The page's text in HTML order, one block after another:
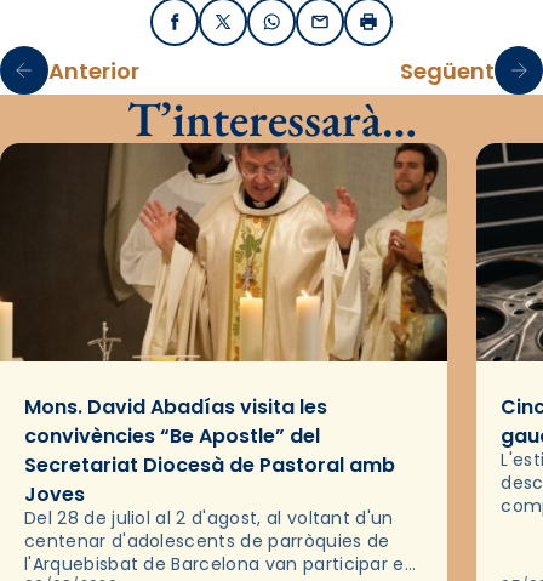
FacebookX / TwitterWhatsApp
EmailImprimir
Anterior Següent
T’interessarà…
Mons. David Abadías visita les
convivències “Be Apostle” del
Secretariat Diocesà de Pastoral amb
Joves
Del 28 de juliol al 2 d'agost, al voltant d'un
centenar d'adolescents de parròquies de
l'Arquebisbat de Barcelona van participar en